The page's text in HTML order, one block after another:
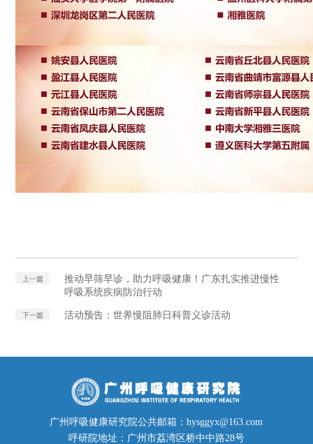
上一篇
推动早筛早诊，助力呼吸健康！广东扎实推进慢性
呼吸系统疾病防治行动
下一篇 活动预告：世界慢阻肺日科普义诊活动
广州呼吸健康研究院公共邮箱：hysggyx@163.com
呼研院地址：广州市荔湾区桥中中路28号